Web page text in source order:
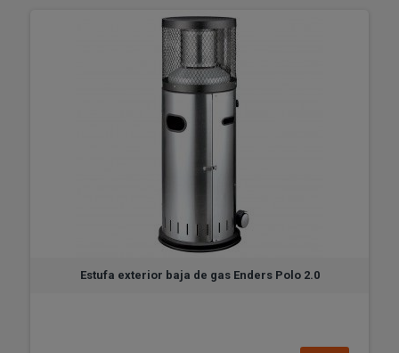
Estufa exterior baja de gas Enders Polo 2.0